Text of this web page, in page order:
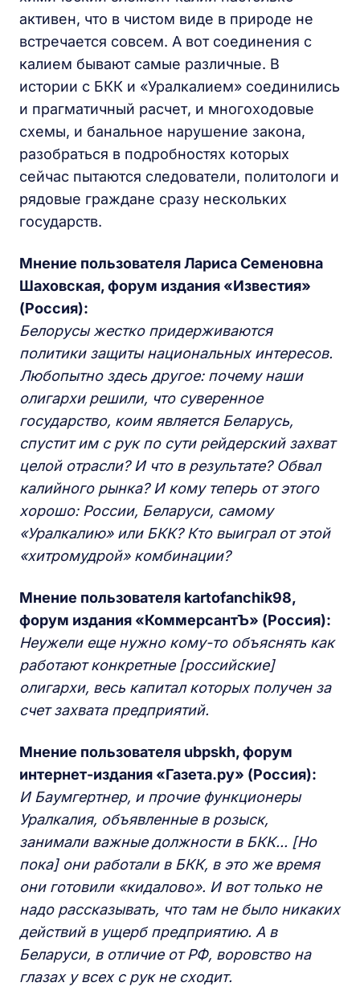
активен, что в чистом виде в природе не
встречается совсем. А вот соединения с
калием бывают самые различные. В
истории с БКК и «Уралкалием» соединились
и прагматичный расчет, и многоходовые
схемы, и банальное нарушение закона,
разобраться в подробностях которых
сейчас пытаются следователи, политологи и
рядовые граждане сразу нескольких
государств.
Мнение пользователя Лариса Семеновна
Шаховская, форум издания «Известия»
(Россия):
Белорусы жестко придерживаются
политики защиты национальных интересов.
Любопытно здесь другое: почему наши
олигархи решили, что суверенное
государство, коим является Беларусь,
спустит им с рук по сути рейдерский захват
целой отрасли? И что в результате? Обвал
калийного рынка? И кому теперь от этого
хорошо: России, Беларуси, самому
«Уралкалию» или БКК? Кто выиграл от этой
«хитромудрой» комбинации?
Мнение пользователя kartofanchik98,
форум издания «КоммерсантЪ» (Россия):
Неужели еще нужно кому-то объяснять как
работают конкретные [российские]
олигархи, весь капитал которых получен за
счет захвата предприятий.
Мнение пользователя ubpskh, форум
интернет-издания «Газета.ру» (Россия):
И Баумгертнер, и прочие функционеры
Уралкалия, объявленные в розыск,
занимали важные должности в БКК... [Но
пока] они работали в БКК, в это же время
они готовили «кидалово». И вот только не
надо рассказывать, что там не было никаких
действий в ущерб предприятию. А в
Беларуси, в отличие от РФ, воровство на
глазах у всех с рук не сходит.